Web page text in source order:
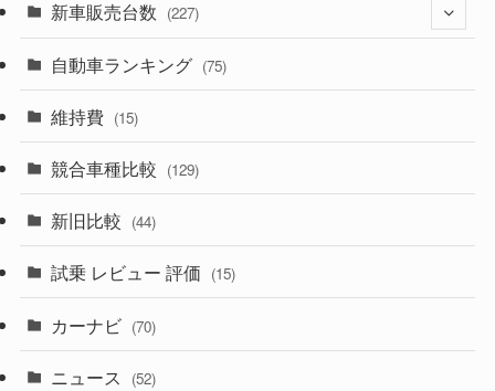
(357)
(328)
(194)
(230)
(253)
(242)
(85)
(84)
(14)
(222)
(50)
(43)
(58)
(28)
(28)
(8)
(3)
(3)
(5)
(1)
新車販売台数 (227)
(21)
(5)
(7)
(5)
自動車ランキング (75)
維持費 (15)
競合車種比較 (129)
新旧比較 (44)
試乗 レビュー 評価 (15)
カーナビ (70)
ニュース (52)